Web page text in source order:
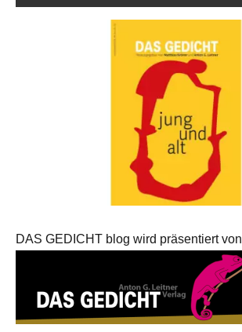
DAS GEDICHT blog wird präsentiert von